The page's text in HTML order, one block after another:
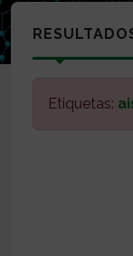
Etiquetas: